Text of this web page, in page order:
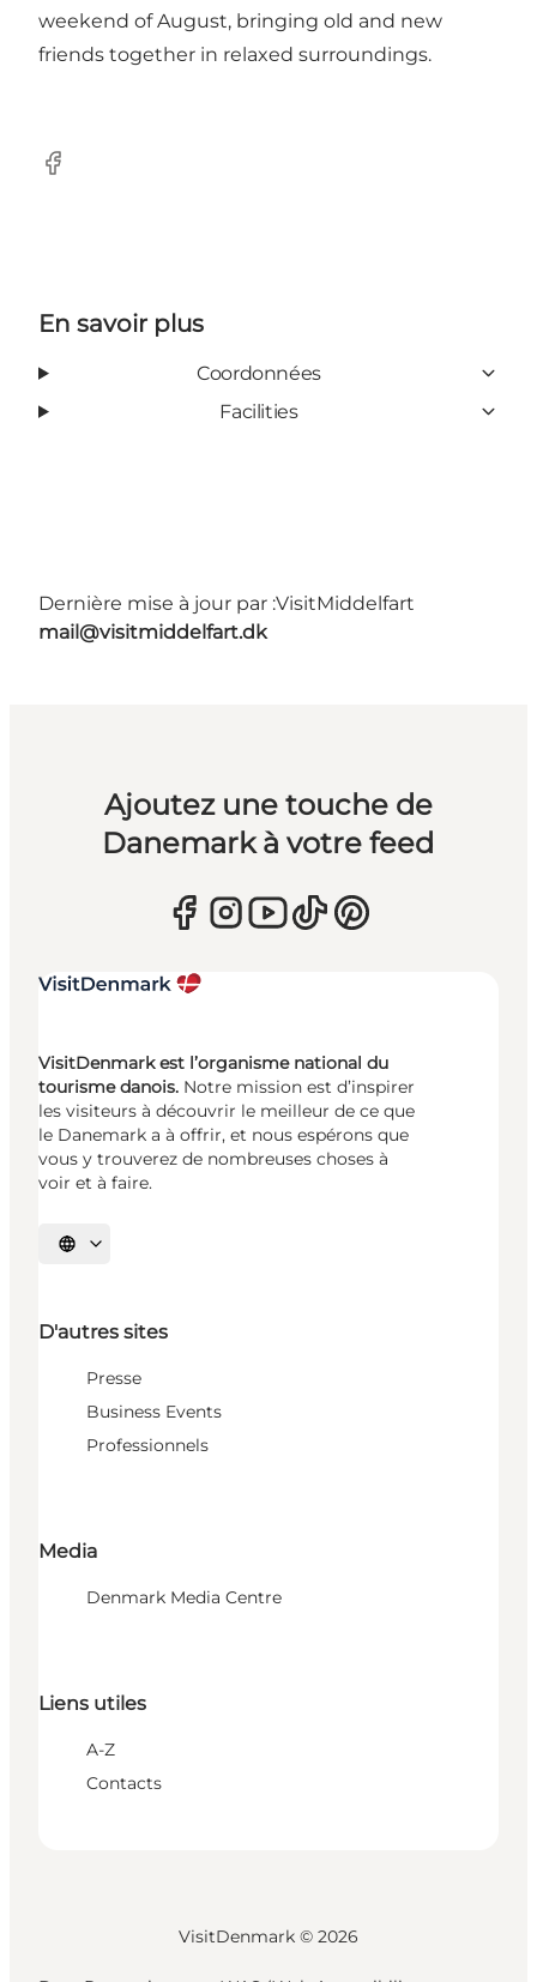
weekend of August, bringing old and new
friends together in relaxed surroundings.
Facebook
En savoir plus
Coordonnées
Facilities
Dernière mise à jour par :VisitMiddelfart
mail@visitmiddelfart.dk
Ajoutez une touche de
Danemark à votre feed
VisitDenmark est l’organisme national du
tourisme danois. Notre mission est d’inspirer
les visiteurs à découvrir le meilleur de ce que
le Danemark a à offrir, et nous espérons que
vous y trouverez de nombreuses choses à
voir et à faire.
Choisissez la langue
D'autres sites
Presse
Business Events
Professionnels
Media
Denmark Media Centre
Liens utiles
A-Z
Contacts
VisitDenmark © 2026